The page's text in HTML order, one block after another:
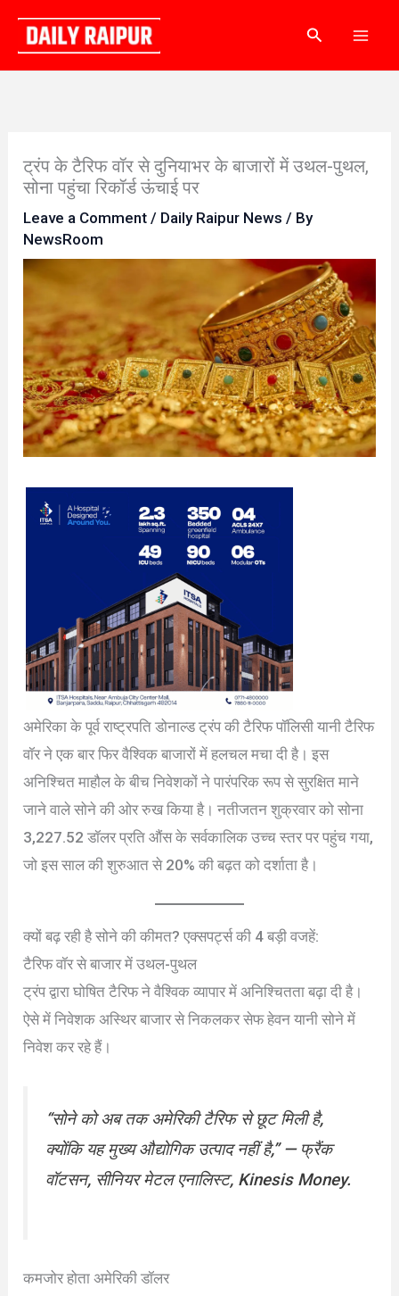
content
Search
ट्रंप के टैरिफ वॉर से दुनियाभर के बाजारों में उथल-पुथल,
सोना पहुंचा रिकॉर्ड ऊंचाई पर
Leave a Comment / Daily Raipur News / By
NewsRoom
अमेरिका के पूर्व राष्ट्रपति डोनाल्ड ट्रंप की टैरिफ पॉलिसी यानी टैरिफ
वॉर ने एक बार फिर वैश्विक बाजारों में हलचल मचा दी है। इस
अनिश्चित माहौल के बीच निवेशकों ने पारंपरिक रूप से सुरक्षित माने
जाने वाले सोने की ओर रुख किया है। नतीजतन शुक्रवार को सोना
3,227.52 डॉलर प्रति औंस के सर्वकालिक उच्च स्तर पर पहुंच गया,
जो इस साल की शुरुआत से 20% की बढ़त को दर्शाता है।
क्यों बढ़ रही है सोने की कीमत? एक्सपर्ट्स की 4 बड़ी वजहें:
टैरिफ वॉर से बाजार में उथल-पुथल
ट्रंप द्वारा घोषित टैरिफ ने वैश्विक व्यापार में अनिश्चितता बढ़ा दी है।
ऐसे में निवेशक अस्थिर बाजार से निकलकर सेफ हेवन यानी सोने में
निवेश कर रहे हैं।
“सोने को अब तक अमेरिकी टैरिफ से छूट मिली है,
क्योंकि यह मुख्य औद्योगिक उत्पाद नहीं है,”— फ्रैंक
वॉटसन, सीनियर मेटल एनालिस्ट, Kinesis Money.
कमजोर होता अमेरिकी डॉलर